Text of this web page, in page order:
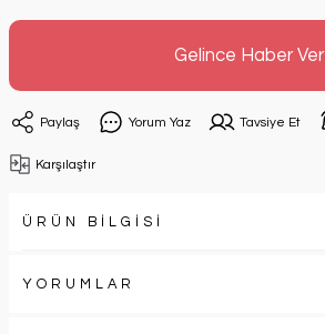
Gelince Haber Ver
Paylaş Yorum Yaz Tavsiye Et
Karşılaştır
ÜRÜN BİLGİSİ
YORUMLAR